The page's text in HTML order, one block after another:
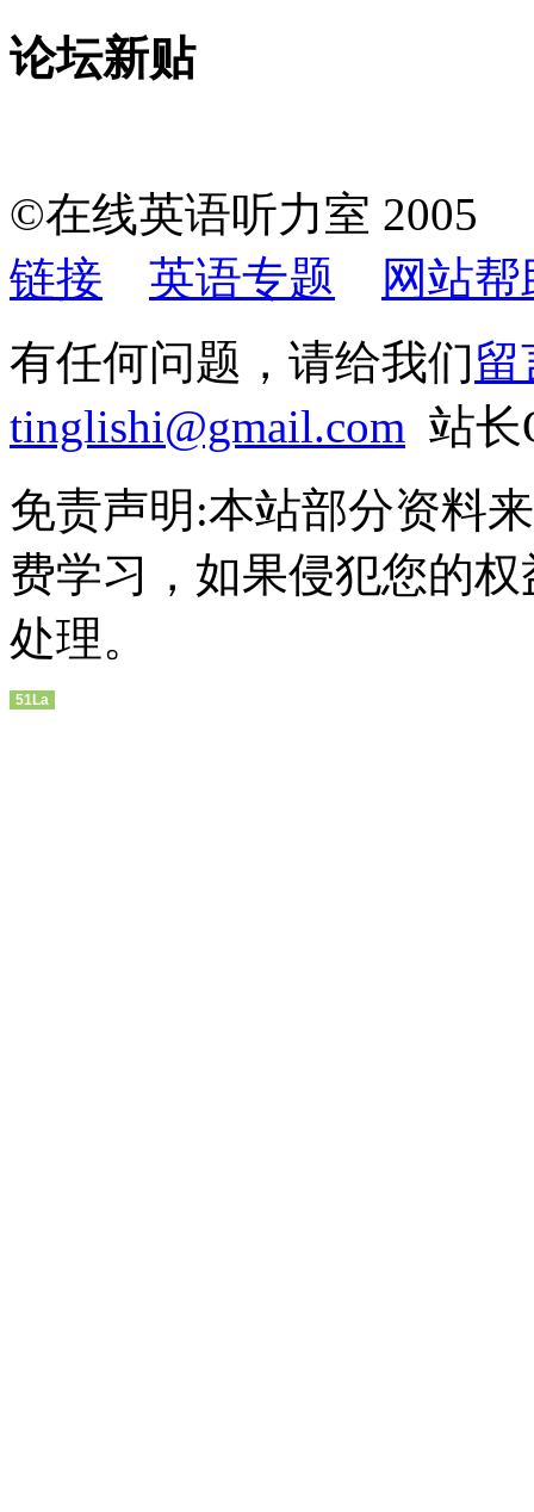
论坛新贴
©在线英语听力室
链接
英语专题
网站帮
有任何问题，请给我们留
tinglishi@gmail.com 站长
免责声明:本站部分资料
费学习，如果侵犯您的
处理。
51La